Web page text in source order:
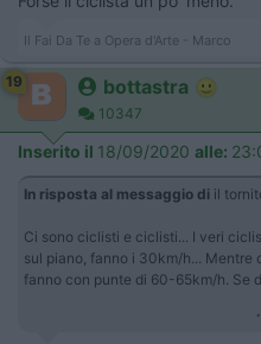
Il Fai Da Te a Opera d'Arte - Marco
19 bottastra
10347
Inserito il 18/09/2020 alle:
In risposta al messaggio di il
Ci sono ciclisti e ciclisti... I veri
sul piano, fanno i 30km/h...
fanno con punte di 60-65km/h. Se